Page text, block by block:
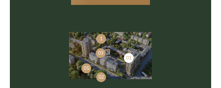
01
1
02
03
04
05